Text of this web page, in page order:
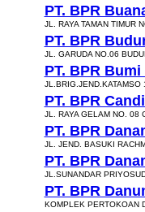
PT. BPR
JL. RAYA TAMAN TIMUR
PT. BPR
JL. GARUDA NO.06
PT. BPR
PT. BPR
JL. RAYA GELAM NO. 08
PT. BPR
JL. JEND. BASUKI
PT. BPR
JL.SUNANDAR
PT. BPR
KOMPLEK PERTOKOAN